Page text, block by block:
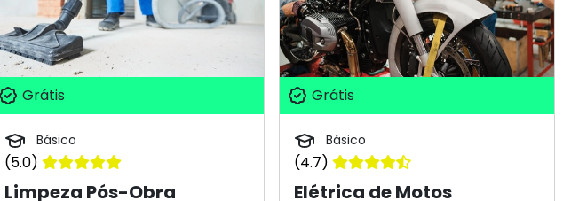
Grátis
Básico
(5.0)
Limpeza Pós-Obra
Grátis
Básico
(4.7)
Elétrica de Motos